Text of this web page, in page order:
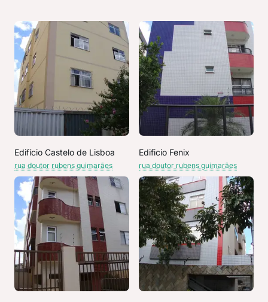
Edifício Castelo de Lisboa
rua doutor rubens guimarães
Edificio Fenix
rua doutor rubens guimarães